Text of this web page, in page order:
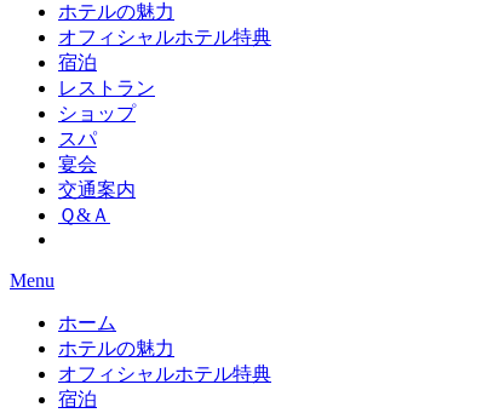
ホテルの魅力
オフィシャルホテル特典
宿泊
レストラン
ショップ
スパ
宴会
交通案内
Ｑ&Ａ
Menu
ホーム
ホテルの魅力
オフィシャルホテル特典
宿泊